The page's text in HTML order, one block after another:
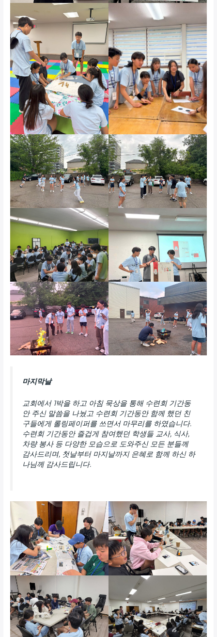
마지막날
교회에서 1박을 하고 아침 묵상을 통해 수련회 기간동
안 주신 말씀을 나눴고 수련회 기간동안 함께 했던 친
구들에게 롤링페이퍼를 쓰면서 마무리를 하였습니다.
수련회 기간동안 즐겁게 참여했던 학생들 교사, 식사,
차량 봉사 등 다양한 모습으로 도와주신 모든 분들께
감사드리며, 첫날부터 마지날까지 은혜로 함께 하신 하
나님께 감사드립니다.